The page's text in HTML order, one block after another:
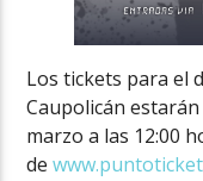
Los tickets para el
Caupolicán
marzo a las 12:00
de